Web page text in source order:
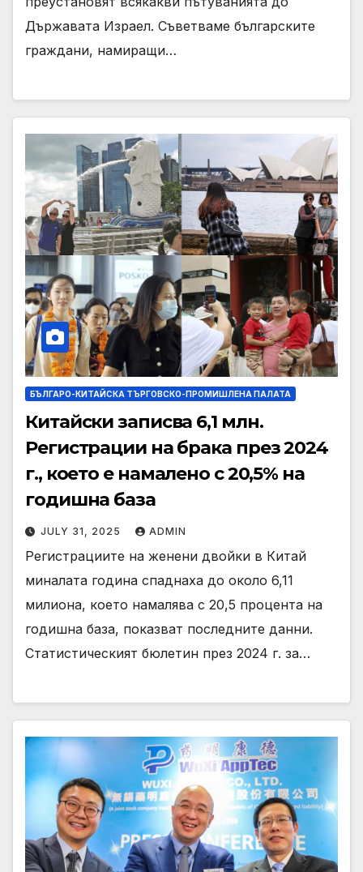
Държавата Израел. Съветвамe българските
граждани, намиращи…
БЪЛГАРО-КИТАЙСКА ТЪРГОВСКО-ПРОМИШЛЕНА ПАЛАТА
Китайски записва 6,1 млн.
Регистрации на брака през 2024
г., което е намалено с 20,5% на
годишна база
JULY 31, 2025 ADMIN
Регистрациите на женени двойки в Китай
миналата година спаднаха до около 6,11
милиона, което намалява с 20,5 процента на
годишна база, показват последните данни.
Статистическият бюлетин през 2024 г. за…